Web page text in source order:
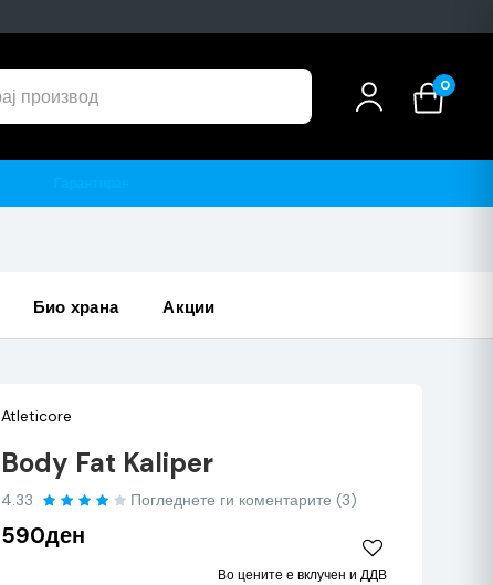
0
био храна акции
Atleticore
Body Fat Kaliper
4.33 Погледнете ги коментарите (3)
590ден
Во цените е вклучен и ДДВ